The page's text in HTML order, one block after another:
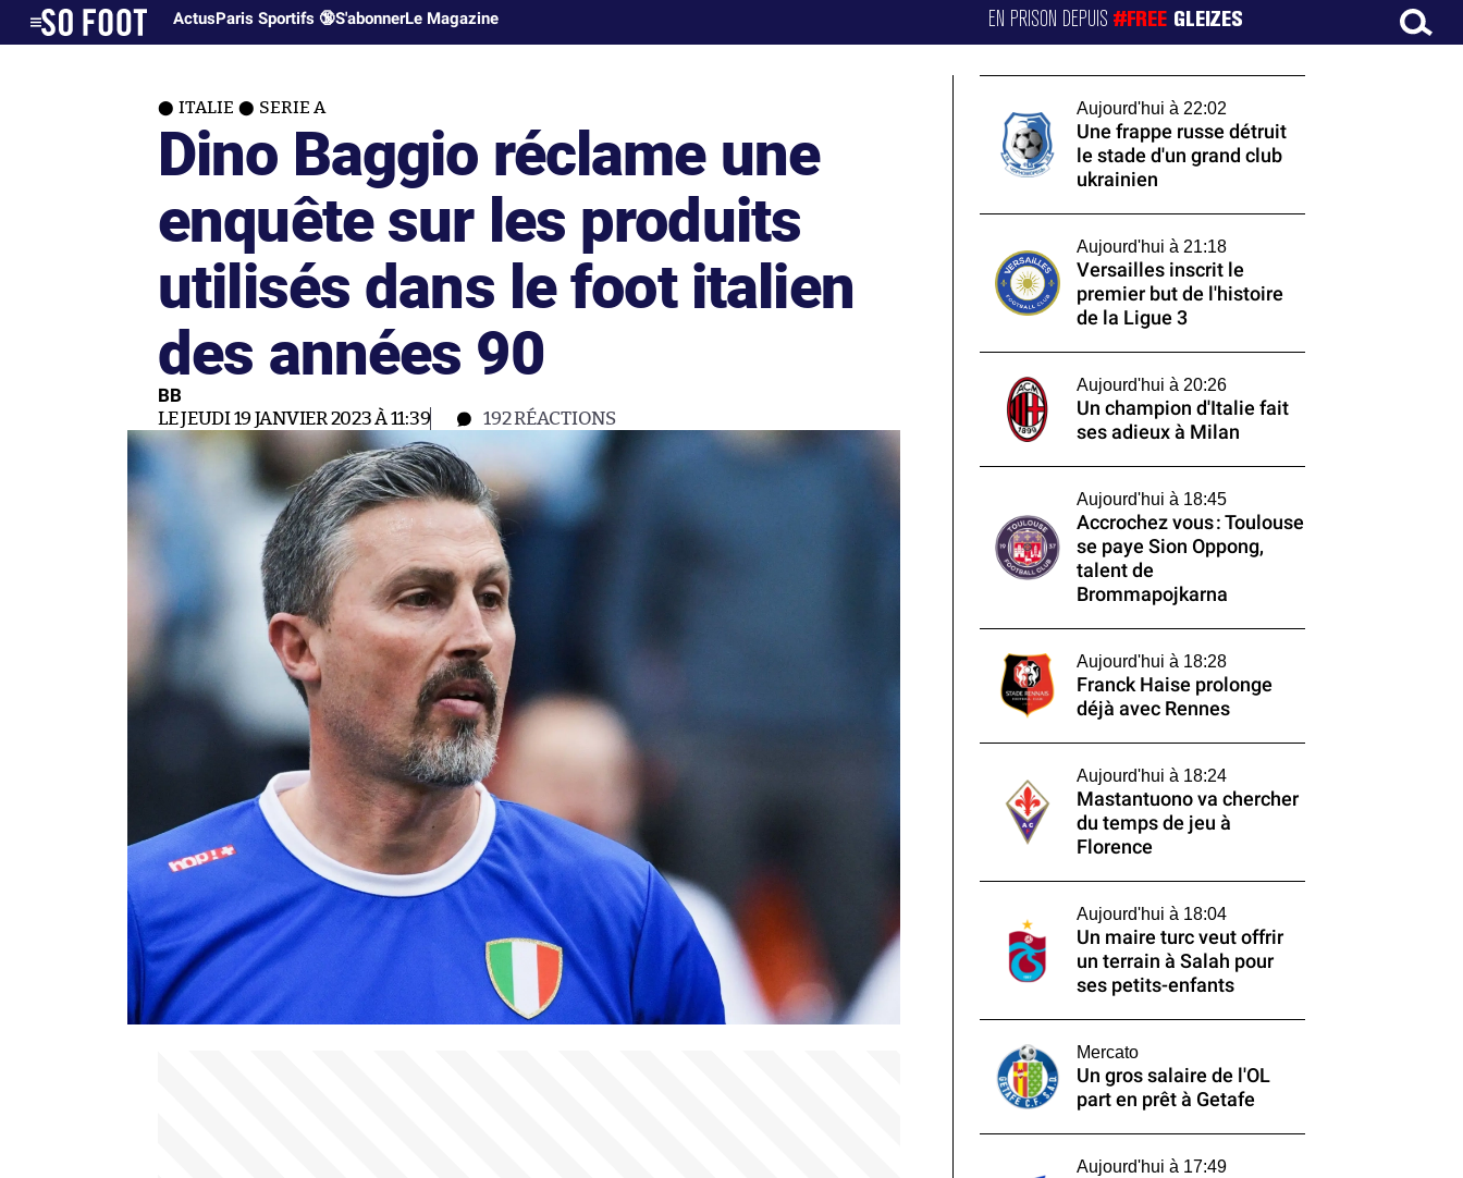
ActusParis Sportifs 🔞S'abonnerLe Magazine EN PRISON DEPUIS#FREE GLEIZES
ITALIE SERIE A
Dino Baggio réclame une
enquête sur les produits
utilisés dans le foot italien
des années 90
BB
LE JEUDI 19 JANVIER 2023 À 11:39 192RÉACTIONS
Aujourd'hui à 22:02
Une frappe russe détruit
le stade d'un grand club
ukrainien
Aujourd'hui à 21:18
Versailles inscrit le
premier but de l'histoire
de la Ligue 3
Aujourd'hui à 20:26
Un champion d'Italie fait
ses adieux à Milan
Aujourd'hui à 18:45
Accrochez vous : Toulouse
se paye Sion Oppong,
talent de
Brommapojkarna
Aujourd'hui à 18:28
Franck Haise prolonge
déjà avec Rennes
Aujourd'hui à 18:24
Mastantuono va chercher
du temps de jeu à
Florence
Aujourd'hui à 18:04
Un maire turc veut offrir
un terrain à Salah pour
ses petits-enfants
Mercato
Un gros salaire de l'OL
part en prêt à Getafe
Aujourd'hui à 17:49